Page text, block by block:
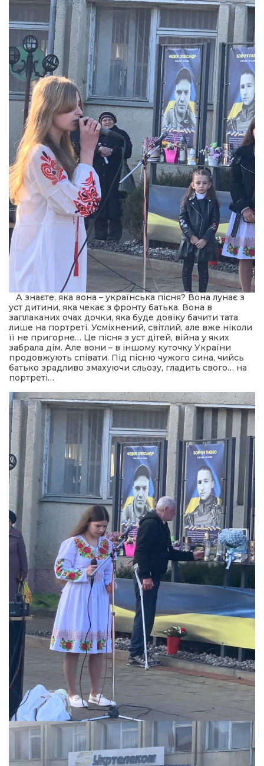
А знаєте, яка вона – українська пісня? Вона лунає з
уст дитини, яка чекає з фронту батька. Вона в
заплаканих очах дочки, яка буде довіку бачити тата
лише на портреті. Усміхнений, світлий, але вже ніколи
її не пригорне… Це пісня з уст дітей, війна у яких
забрала дім. Але вони – в іншому куточку України
продовжують співати. Під пісню чужого сина, чийсь
батько зрадливо змахуючи сльозу, гладить свого… на
портреті…